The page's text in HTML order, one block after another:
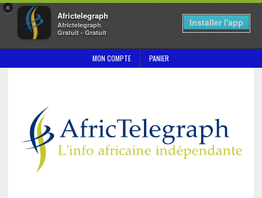
×
Africtelegraph
Africtelegraph
Gratuit - Gratuit
Installer l'app
MON COMPTE PANIER